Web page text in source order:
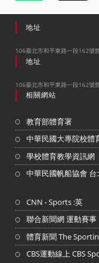
地址
106臺北市和平東路一段162號
地址
106臺北市和平東路一段162號
相關網站
教育部體育署
中華民國大專院校體
學校體育教學資訊網
中華民國帆船協會
CNN - Sports :英
聯合新聞網 運動賽事
體育新聞 The
CBS運動線上 CBS